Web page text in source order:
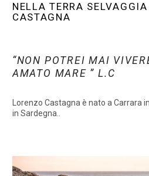
NELLA TERRA
CASTAGNA
“NON POTREI MAI
AMATO MARE ” L.C
Lorenzo Castagna è nato a Carrara
in Sardegna..